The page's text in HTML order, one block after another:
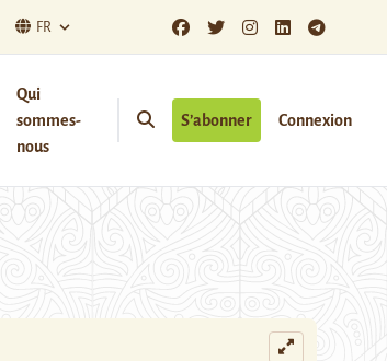
FR
Qui
sommes-
nous
S’abonner Connexion